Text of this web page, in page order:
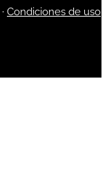
· Condiciones de uso